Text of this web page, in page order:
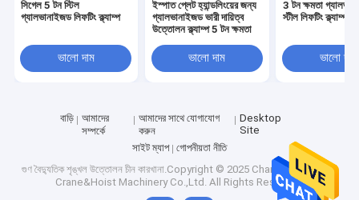
সিগেল 5 টন স্টিল
গ্যালভানাইজড লিফটিং ক্ল্যাম্প
ভালো দাম
ইস্পাত প্লেট হ্যান্ডলিংয়ের জন্য
গ্যালভানাইজড ভারী দায়িত্ব
উত্তোলন ক্ল্যাম্প 5 টন ক্ষমতা
ভালো দাম
3 টন ক্ষমতা
স্টীল লিফটিং ক্ল্যাম্প
ভালো দাম
বাড়ি
আমাদের
সম্পর্কে
আমাদের সাথে যোগাযোগ
করুন
Desktop
Site
সাইট ম্যাপ
গোপনীয়তা নীতি
গুণবৈদ্যুতিক শৃঙ্খল উত্তোলন চীন কারখানা.Copyright © 2025 Changshu Seagull
Crane&Hoist Machinery Co.,Ltd. All Rights Reserved.